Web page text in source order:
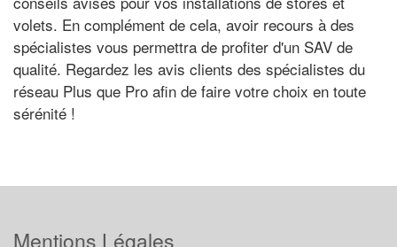
volets. En complément de cela, avoir recours à des
spécialistes vous permettra de profiter d'un SAV de
qualité. Regardez les avis clients des spécialistes du
réseau Plus que Pro afin de faire votre choix en toute
sérénité !
Mentions Légales